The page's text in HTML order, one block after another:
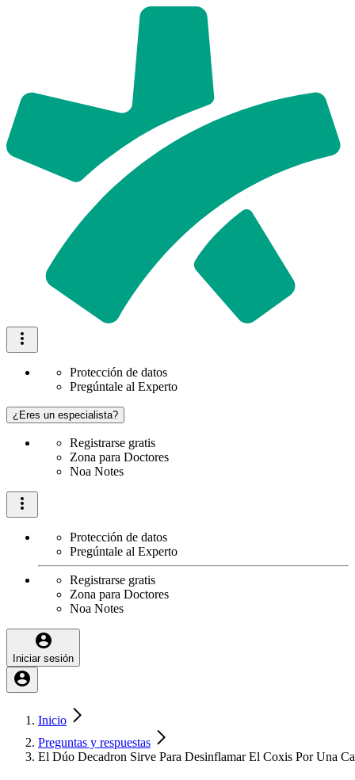
Protección de datos
Pregúntale al Experto
¿Eres un especialista?
Registrarse gratis
Zona para Doctores
Noa Notes
Protección de datos
Pregúntale al Experto
Registrarse gratis
Zona para Doctores
Noa Notes
Iniciar sesión
Inicio
Preguntas y respuestas
El Dúo Decadron Sirve Para Desinflamar El Coxis Por Una